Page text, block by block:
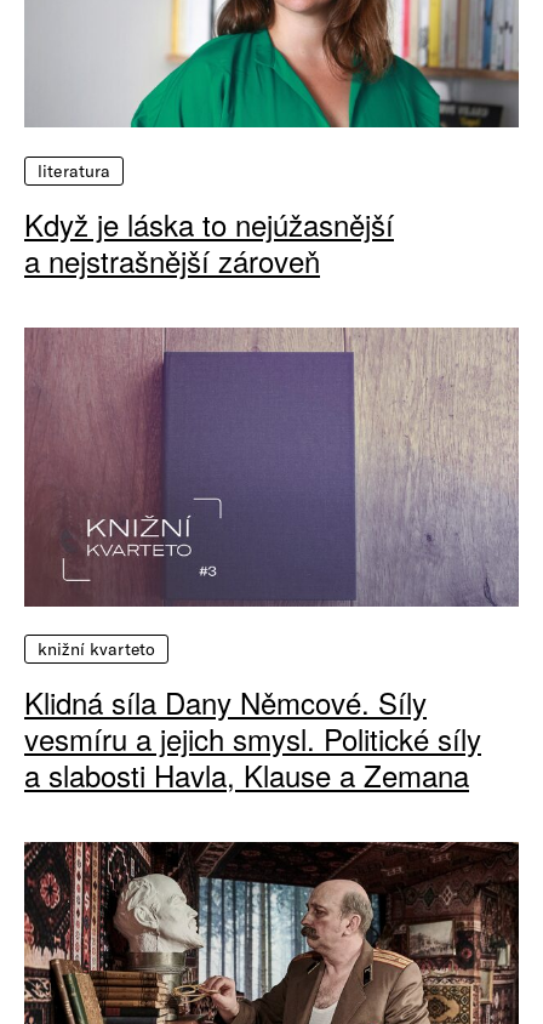
literatura
Když je láska to nejúžasnější
a nejstrašnější zároveň
knižní kvarteto
Klidná síla Dany Němcové. Síly
vesmíru a jejich smysl. Politické síly
a slabosti Havla, Klause a Zemana